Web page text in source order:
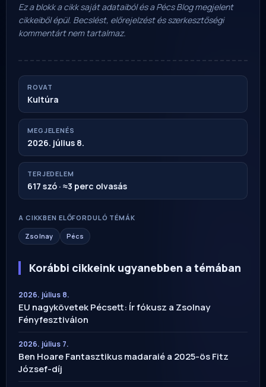
Ez a blokk a cikk saját adataiból és a Pécs Blog megjelent
cikkeiből épül. Becslést, előrejelzést és szerkesztőségi
kommentárt nem tartalmaz.
ROVAT
Kultúra
MEGJELENÉS
2026. július 8.
TERJEDELEM
617 szó · ≈3 perc olvasás
A CIKKBEN ELŐFORDULÓ TÉMÁK
Zsolnay Pécs
Korábbi cikkeink ugyanebben a témában
2026. július 8.
EU nagykövetek Pécsett: Ír fókusz a Zsolnay
Fényfesztiválon
2026. július 7.
Ben Hoare Fantasztikus madaraié a 2025-ös Fitz
József-díj